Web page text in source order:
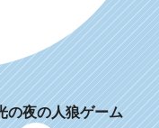
夜の人狼ゲーム